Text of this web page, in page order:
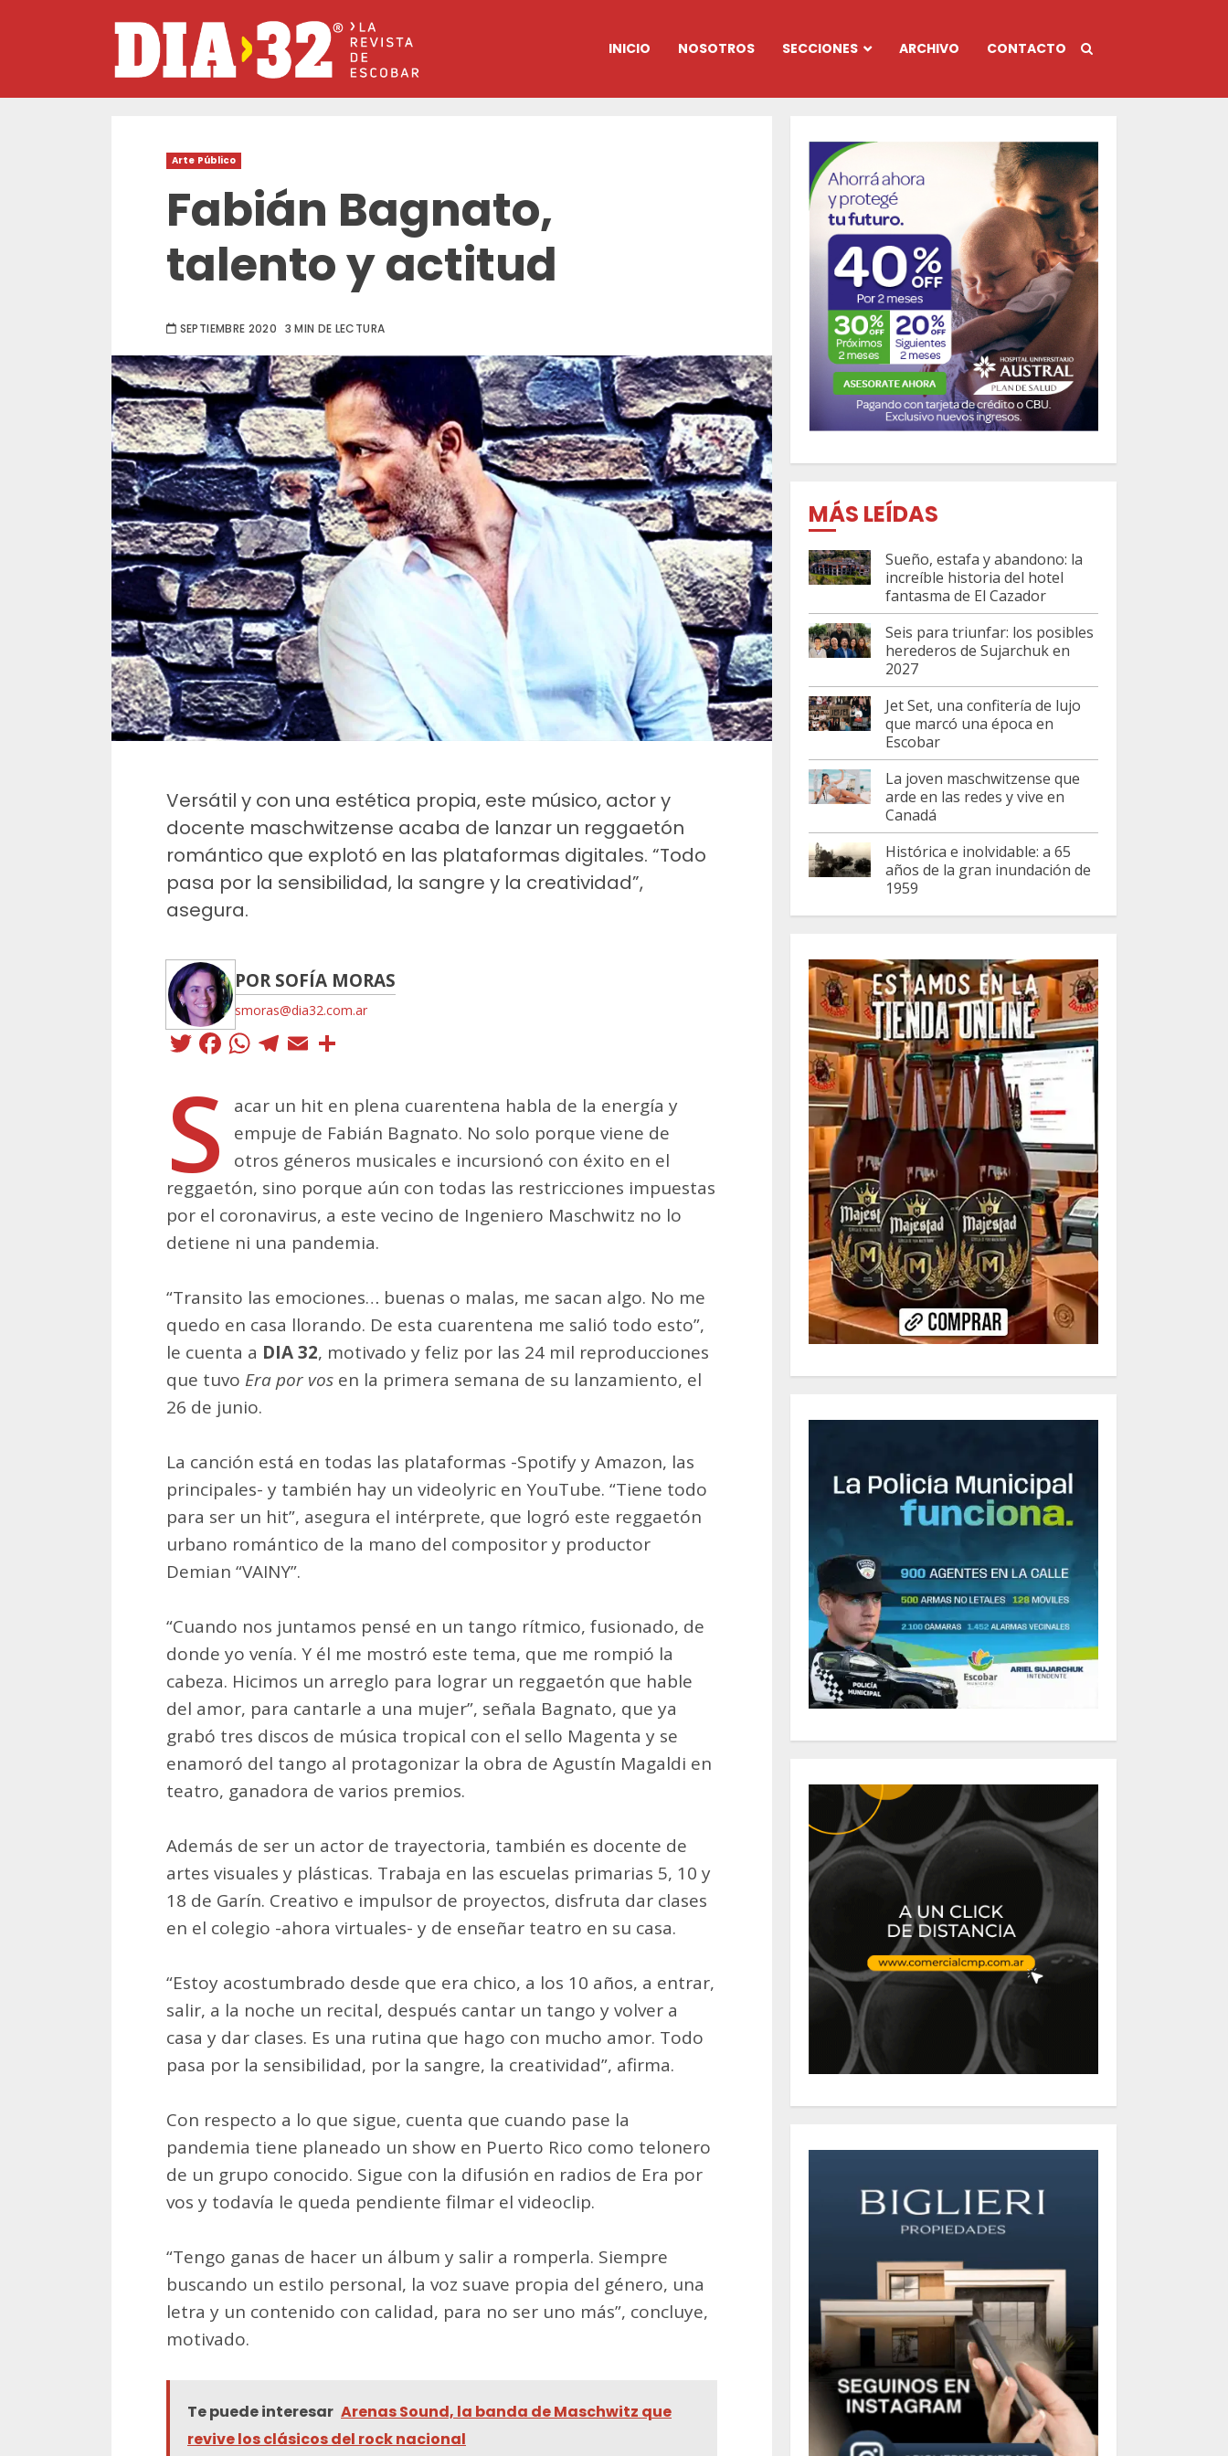
INICIO NOSOTROS SECCIONES ARCHIVO CONTACTO
Arte Público
Fabián Bagnato,
talento y actitud
SEPTIEMBRE 2020 3 MIN DE LECTURA
Versátil y con una estética propia, este músico, actor y
docente maschwitzense acaba de lanzar un reggaetón
romántico que explotó en las plataformas digitales. “Todo
pasa por la sensibilidad, la sangre y la creatividad”,
asegura.
POR SOFÍA MORAS
smoras@dia32.com.ar
Twitter
Facebook
WhatsApp
Telegram
Email
S
acar un hit en plena cuarentena habla de la energía y
empuje de Fabián Bagnato. No solo porque viene de
otros géneros musicales e incursionó con éxito en el
reggaetón, sino porque aún con todas las restricciones impuestas
por el coronavirus, a este vecino de Ingeniero Maschwitz no lo
detiene ni una pandemia.
“Transito las emociones… buenas o malas, me sacan algo. No me
quedo en casa llorando. De esta cuarentena me salió todo esto”,
le cuenta a DIA 32, motivado y feliz por las 24 mil reproducciones
que tuvo Era por vos en la primera semana de su lanzamiento, el
26 de junio.
La canción está en todas las plataformas -Spotify y Amazon, las
principales- y también hay un videolyric en YouTube. “Tiene todo
para ser un hit”, asegura el intérprete, que logró este reggaetón
urbano romántico de la mano del compositor y productor
Demian “VAINY”.
“Cuando nos juntamos pensé en un tango rítmico, fusionado, de
donde yo venía. Y él me mostró este tema, que me rompió la
cabeza. Hicimos un arreglo para lograr un reggaetón que hable
del amor, para cantarle a una mujer”, señala Bagnato, que ya
grabó tres discos de música tropical con el sello Magenta y se
enamoró del tango al protagonizar la obra de Agustín Magaldi en
teatro, ganadora de varios premios.
Además de ser un actor de trayectoria, también es docente de
artes visuales y plásticas. Trabaja en las escuelas primarias 5, 10 y
18 de Garín. Creativo e impulsor de proyectos, disfruta dar clases
en el colegio -ahora virtuales- y de enseñar teatro en su casa.
“Estoy acostumbrado desde que era chico, a los 10 años, a entrar,
salir, a la noche un recital, después cantar un tango y volver a
casa y dar clases. Es una rutina que hago con mucho amor. Todo
pasa por la sensibilidad, por la sangre, la creatividad”, afirma.
Con respecto a lo que sigue, cuenta que cuando pase la
pandemia tiene planeado un show en Puerto Rico como telonero
de un grupo conocido. Sigue con la difusión en radios de Era por
vos y todavía le queda pendiente filmar el videoclip.
“Tengo ganas de hacer un álbum y salir a romperla. Siempre
buscando un estilo personal, la voz suave propia del género, una
letra y un contenido con calidad, para no ser uno más”, concluye,
motivado.
Te puede interesar Arenas Sound, la banda de Maschwitz que
revive los clásicos del rock nacional
MÁS LEÍDAS
Sueño, estafa y abandono: la
increíble historia del hotel
fantasma de El Cazador
Seis para triunfar: los posibles
herederos de Sujarchuk en
2027
Jet Set, una confitería de lujo
que marcó una época en
Escobar
La joven maschwitzense que
arde en las redes y vive en
Canadá
Histórica e inolvidable: a 65
años de la gran inundación de
1959